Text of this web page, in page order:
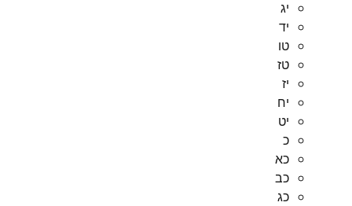
יג
יד
טו
טז
יז
יח
יט
כ
כא
כב
כג